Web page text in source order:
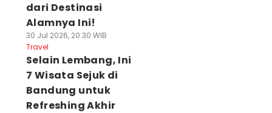
dari Destinasi
Alamnya Ini!
30 Jul 2026, 20:30 WIB
Travel
Selain Lembang, Ini
7 Wisata Sejuk di
Bandung untuk
Refreshing Akhir